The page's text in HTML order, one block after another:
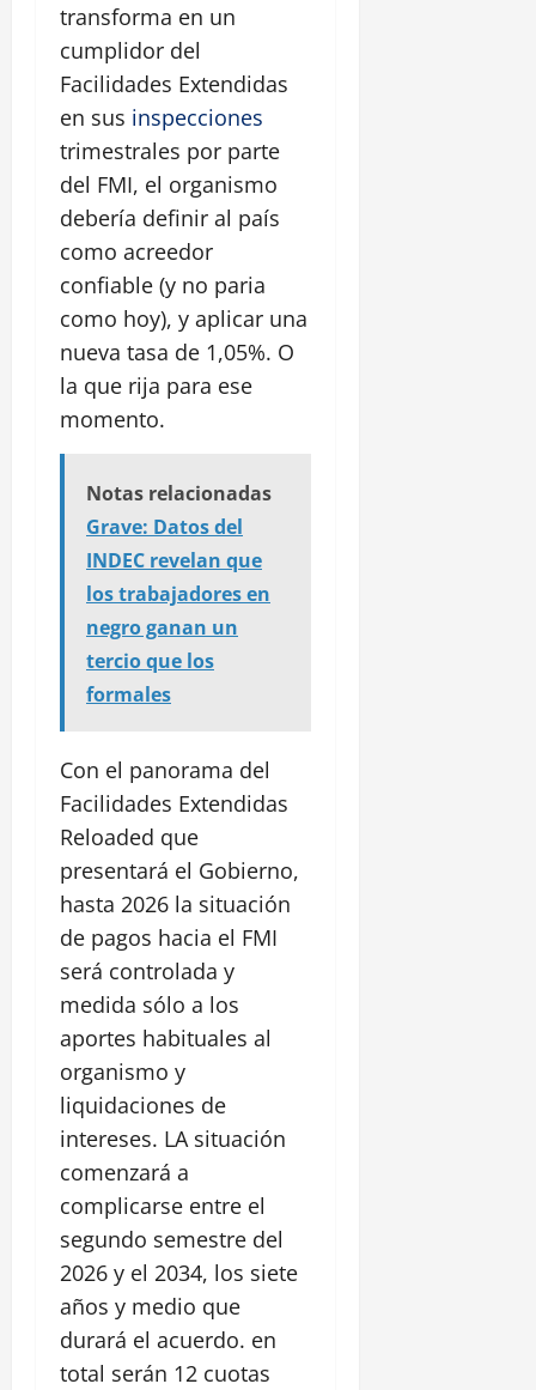
transforma en un
cumplidor del
Facilidades Extendidas
en sus inspecciones
trimestrales por parte
del FMI, el organismo
debería definir al país
como acreedor
confiable (y no paria
como hoy), y aplicar una
nueva tasa de 1,05%. O
la que rija para ese
momento.
Notas relacionadas
Grave: Datos del
INDEC revelan que
los trabajadores en
negro ganan un
tercio que los
formales
Con el panorama del
Facilidades Extendidas
Reloaded que
presentará el Gobierno,
hasta 2026 la situación
de pagos hacia el FMI
será controlada y
medida sólo a los
aportes habituales al
organismo y
liquidaciones de
intereses. LA situación
comenzará a
complicarse entre el
segundo semestre del
2026 y el 2034, los siete
años y medio que
durará el acuerdo. en
total serán 12 cuotas